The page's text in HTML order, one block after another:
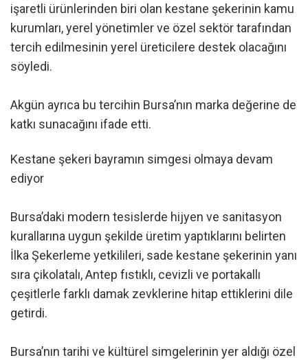
işaretli ürünlerinden biri olan kestane şekerinin kamu
kurumları, yerel yönetimler ve özel sektör tarafından
tercih edilmesinin yerel üreticilere destek olacağını
söyledi.
Akgün ayrıca bu tercihin Bursa’nın marka değerine de
katkı sunacağını ifade etti.
Kestane şekeri bayramın simgesi olmaya devam
ediyor
Bursa’daki modern tesislerde hijyen ve sanitasyon
kurallarına uygun şekilde üretim yaptıklarını belirten
İlka Şekerleme yetkilileri, sade kestane şekerinin yanı
sıra çikolatalı, Antep fıstıklı, cevizli ve portakallı
çeşitlerle farklı damak zevklerine hitap ettiklerini dile
getirdi.
Bursa’nın tarihi ve kültürel simgelerinin yer aldığı özel